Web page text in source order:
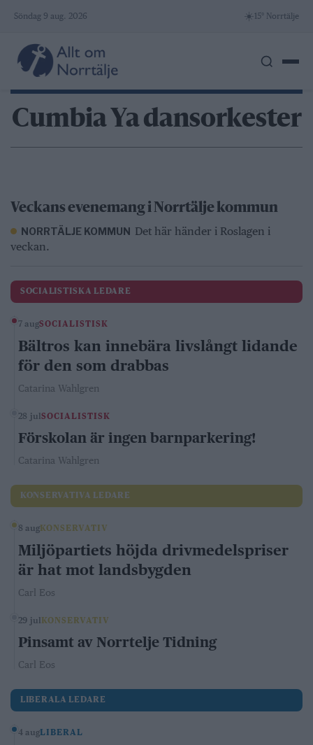
Skip
content
Söndag 9 aug. 2026 ☀️ 15° Norrtälje
Cumbia Ya dansorkester
Veckans evenemang i Norrtälje kommun
NORRTÄLJE KOMMUN Det här händer i Roslagen i
veckan.
SOCIALISTISKA LEDARE
7 augSOCIALISTISK
Bältros kan innebära livslångt lidande
för den som drabbas
Catarina Wahlgren
28 julSOCIALISTISK
Förskolan är ingen barnparkering!
Catarina Wahlgren
KONSERVATIVA LEDARE
8 aug KONSERVATIV
Miljöpartiets höjda drivmedelspriser
är hat mot landsbygden
Carl Eos
29 jul KONSERVATIV
Pinsamt av Norrtelje Tidning
Carl Eos
LIBERALA LEDARE
4 augLIBERAL